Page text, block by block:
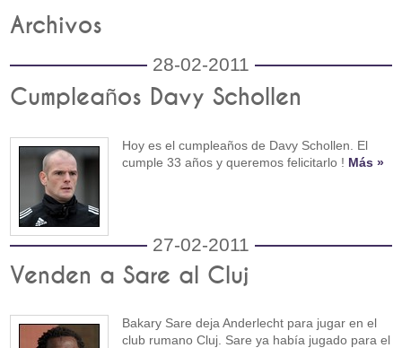
Archivos
28-02-2011
Cumpleaños Davy Schollen
Hoy es el cumpleaños de Davy Schollen. El
cumple 33 años y queremos felicitarlo ! Más »
27-02-2011
Venden a Sare al Cluj
Bakary Sare deja Anderlecht para jugar en el
club rumano Cluj. Sare ya había jugado para el